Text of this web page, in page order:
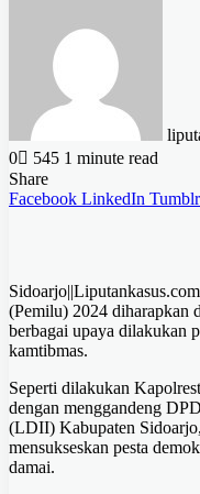
0
545 1 minute read
Share
Facebook LinkedIn Tumblr
(Pemilu) 2024 diharapkan
berbagai upaya dilakukan
kamtibmas.
Seperti dilakukan
dengan menggandeng
(LDII) Kabupaten
mensukseskan pesta
damai.